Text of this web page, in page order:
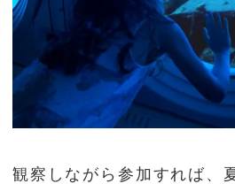
観察しながら参加すれば、